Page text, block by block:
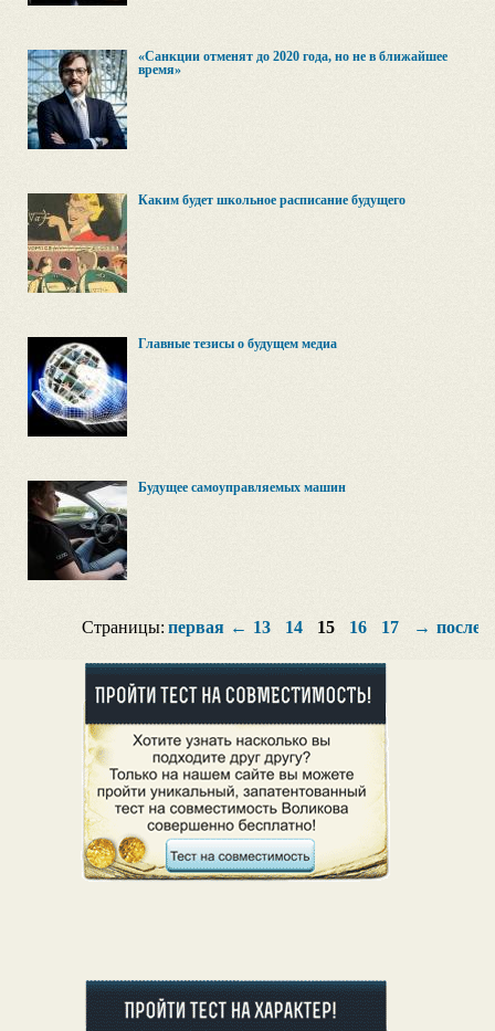
«Санкции отменят до 2020 года, но не в ближайшее
время»
Каким будет школьное расписание будущего
Главные тезисы о будущем медиа
Будущее самоуправляемых машин
Страницы: первая ← 13 14 15 16 17 →